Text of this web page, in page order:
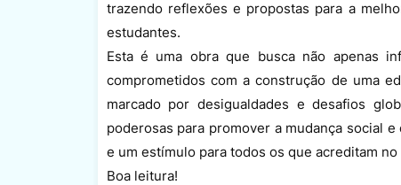
trazendo reflexões e propostas para a
estudantes.
Esta é uma obra que busca não apenas
comprometidos com a construção de uma
marcado por desigualdades e desafios
poderosas para promover a mudança social
e um estímulo para todos os que acreditam
Boa leitura!